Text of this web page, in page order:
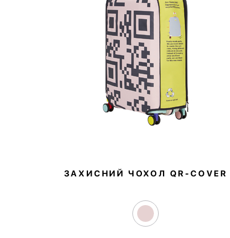
ЗАХИСНИЙ ЧОХОЛ QR‑COVER